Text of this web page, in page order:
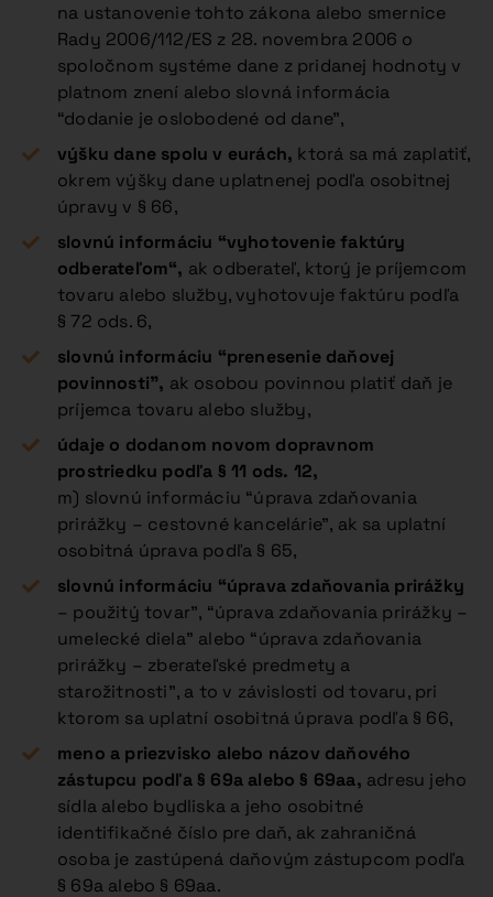
na ustanovenie tohto zákona alebo smernice
Rady 2006/112/ES z 28. novembra 2006 o
spoločnom systéme dane z pridanej hodnoty v
platnom znení alebo slovná informácia
“dodanie je oslobodené od dane”,
výšku dane spolu v eurách, ktorá sa má zaplatiť,
okrem výšky dane uplatnenej podľa osobitnej
úpravy v § 66,
slovnú informáciu “vyhotovenie faktúry
odberateľom“, ak odberateľ, ktorý je príjemcom
tovaru alebo služby, vyhotovuje faktúru podľa
§ 72 ods. 6,
slovnú informáciu “prenesenie daňovej
povinnosti”, ak osobou povinnou platiť daň je
príjemca tovaru alebo služby,
údaje o dodanom novom dopravnom
prostriedku podľa § 11 ods. 12,
m) slovnú informáciu “úprava zdaňovania
prirážky – cestovné kancelárie”, ak sa uplatní
osobitná úprava podľa § 65,
slovnú informáciu “úprava zdaňovania prirážky
– použitý tovar”, “úprava zdaňovania prirážky –
umelecké diela” alebo “úprava zdaňovania
prirážky – zberateľské predmety a
starožitnosti”, a to v závislosti od tovaru, pri
ktorom sa uplatní osobitná úprava podľa § 66,
meno a priezvisko alebo názov daňového
zástupcu podľa § 69a alebo § 69aa, adresu jeho
sídla alebo bydliska a jeho osobitné
identifikačné číslo pre daň, ak zahraničná
osoba je zastúpená daňovým zástupcom podľa
§ 69a alebo § 69aa.